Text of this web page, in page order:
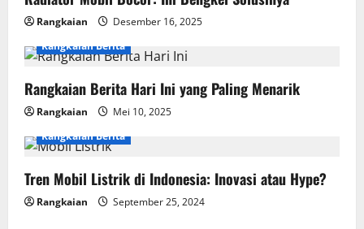
g
a
t
i
o
n
Rangkaian
Desember 16, 2025
Rangkaian Berita
Rangkaian Berita Hari Ini yang Paling Menarik
Rangkaian
Mei 10, 2025
Rangkaian Berita
Tren Mobil Listrik di Indonesia: Inovasi atau Hype?
Rangkaian September 25, 2024